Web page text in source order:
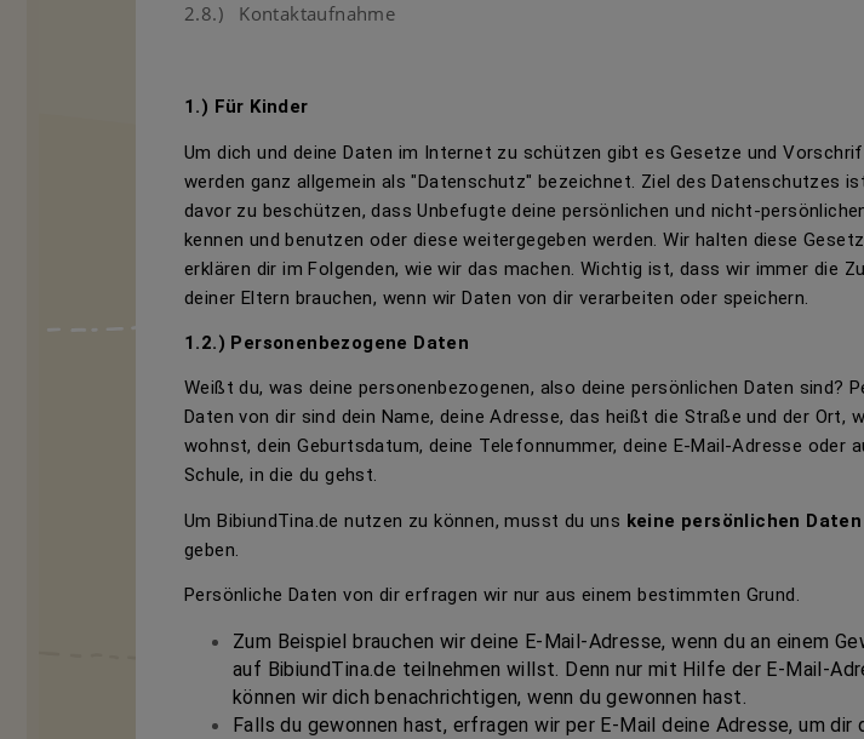
2.8.) Kontaktaufnahme
1.) Für Kinder
Um dich und deine Daten im Internet zu schützen gibt es Gesetze und
werden ganz allgemein als "Datenschutz" bezeichnet. Ziel des Datenschutzes
davor zu beschützen, dass Unbefugte deine persönlichen und nicht-
kennen und benutzen oder diese weitergegeben werden. Wir halten diese
erklären dir im Folgenden, wie wir das machen. Wichtig ist, dass wir immer die
deiner Eltern brauchen, wenn wir Daten von dir verarbeiten oder speichern.
1.2.) Personenbezogene Daten
Weißt du, was deine personenbezogenen, also deine persönlichen Daten sind?
Daten von dir sind dein Name, deine Adresse, das heißt die Straße und der Ort,
wohnst, dein Geburtsdatum, deine Telefonnummer, deine E-Mail-Adresse oder
Schule, in die du gehst.
Um BibiundTina.de nutzen zu können, musst du uns keine persönlichen Daten
geben.
Persönliche Daten von dir erfragen wir nur aus einem bestimmten Grund.
Zum Beispiel brauchen wir deine E-Mail-Adresse, wenn du an einem
auf BibiundTina.de teilnehmen willst. Denn nur mit Hilfe der E-Mail-
können wir dich benachrichtigen, wenn du gewonnen hast.
Falls du gewonnen hast, erfragen wir per E-Mail deine Adresse, um dir